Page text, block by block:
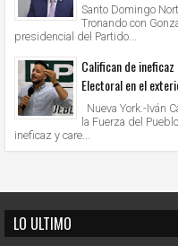
Santo Domingo
Tronando con
presidencial del Partido...
Califican de
Electoral en el
Nueva York.-Iván
la Fuerza del
ineficaz y care...
LO ULTIMO